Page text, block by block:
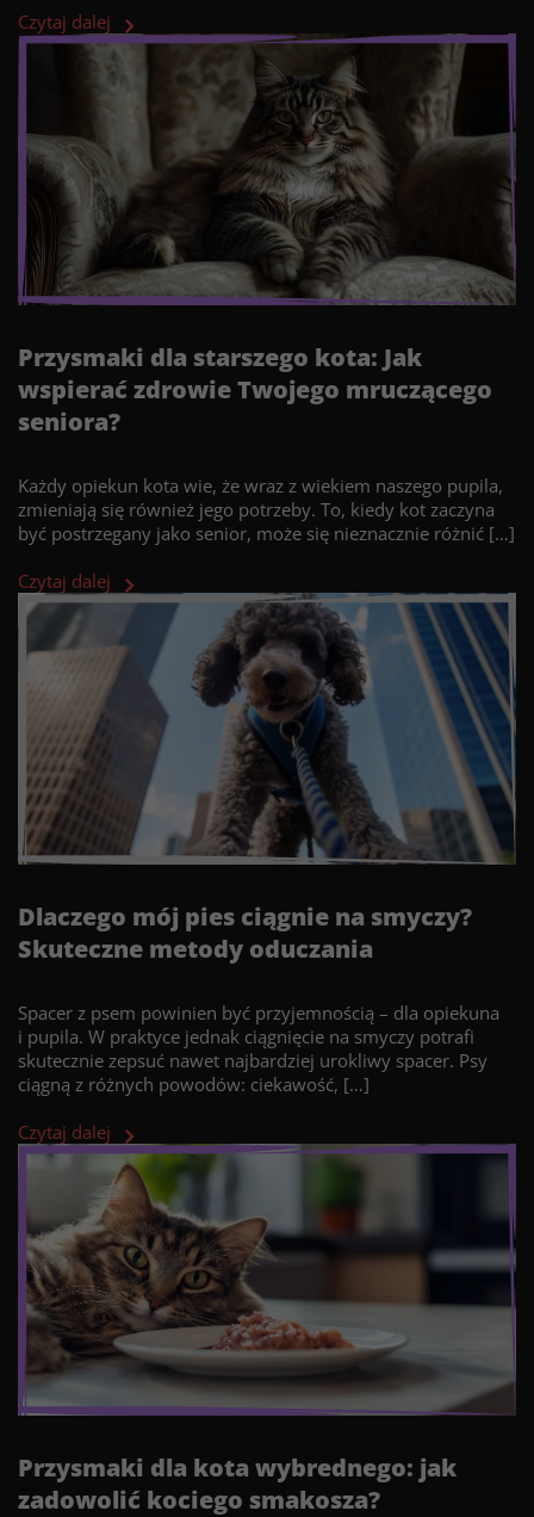
Czytaj dalej
Przysmaki dla starszego kota: Jak
wspierać zdrowie Twojego mruczącego
seniora?
Każdy opiekun kota wie, że wraz z wiekiem naszego pupila,
zmieniają się również jego potrzeby. To, kiedy kot zaczyna
być postrzegany jako senior, może się nieznacznie różnić […]
Czytaj dalej
Dlaczego mój pies ciągnie na smyczy?
Skuteczne metody oduczania
Spacer z psem powinien być przyjemnością – dla opiekuna
i pupila. W praktyce jednak ciągnięcie na smyczy potrafi
skutecznie zepsuć nawet najbardziej urokliwy spacer. Psy
ciągną z różnych powodów: ciekawość, […]
Czytaj dalej
Przysmaki dla kota wybrednego: jak
zadowolić kociego smakosza?